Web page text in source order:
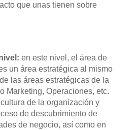
que unas tienen sobre
en este nivel, el área de
un área estratégica al mismo
las áreas estratégicas de la
Marketing, Operaciones, etc.
de la organización y
de descubrimiento de
de negocio, así como en